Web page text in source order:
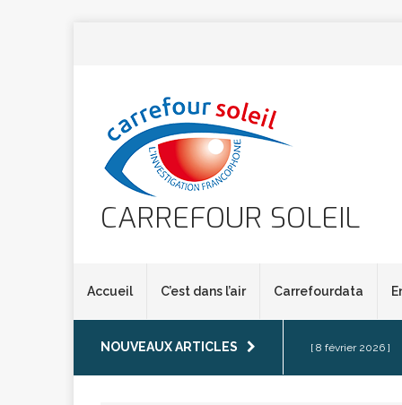
CARREFOUR SOLEIL
Accueil C’est dans l’air Carrefourdata
NOUVEAUX ARTICLES [ 8 février 2026 ]